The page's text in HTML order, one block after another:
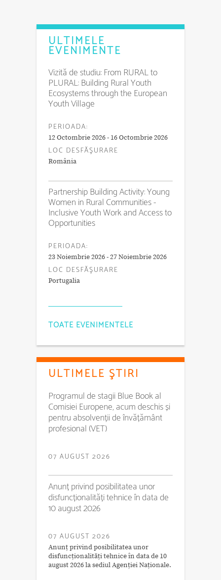
ULTIMELE
EVENIMENTE
Vizită de studiu: From RURAL to
PLURAL: Building Rural Youth
Ecosystems through the European
Youth Village
PERIOADA:
12 Octombrie 2026 - 16 Octombrie 2026
LOC DESFĂŞURARE
România
Partnership Building Activity: Young
Women in Rural Communities -
Inclusive Youth Work and Access to
Opportunities
PERIOADA:
23 Noiembrie 2026 - 27 Noiembrie 2026
LOC DESFĂŞURARE
Portugalia
TOATE EVENIMENTELE
ULTIMELE ŞTIRI
Programul de stagii Blue Book al
Comisiei Europene, acum deschis și
pentru absolvenții de învățământ
profesional (VET)
07 AUGUST 2026
Anunț privind posibilitatea unor
disfuncționalități tehnice în data de
10 august 2026
07 AUGUST 2026
Anunț privind posibilitatea unor
disfuncționalități tehnice în data de 10
august 2026 la sediul Agenției Naționale.